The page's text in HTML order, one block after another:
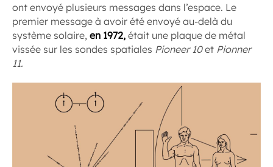
ont envoyé plusieurs messages dans l’espace. Le
premier message à avoir été envoyé au-delà du
système solaire, en 1972, était une plaque de métal
vissée sur les sondes spatiales Pioneer 10et Pionner
11.